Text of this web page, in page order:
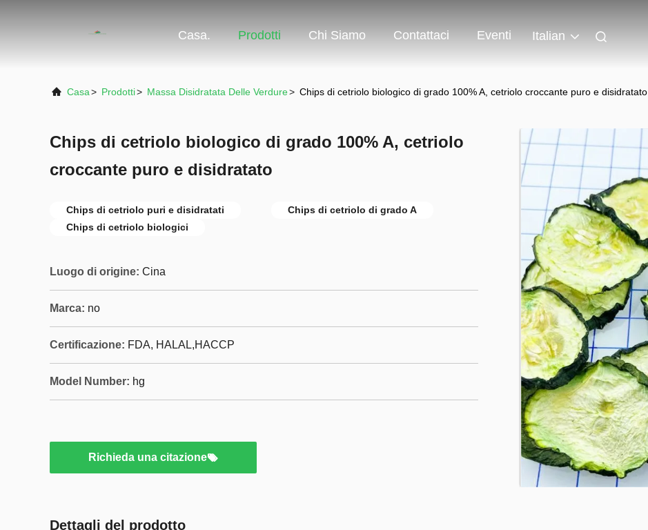
Casa. Prodotti Chi Siamo Contattaci Eventi Italian
Casa> Prodotti> Massa Disidratata Delle Verdure> Chips di cetriolo biologico di grado 100% A, cetriolo croccante puro e disidratato
Chips di cetriolo biologico di grado 100% A, cetriolo
croccante puro e disidratato
Chips di cetriolo puri e disidratati
Chips di cetriolo di grado A
Chips di cetriolo biologici
Luogo di origine: Cina
Marca: no
Certificazione: FDA, HALAL,HACCP
Model Number: hg
Richieda una citazione
Dettagli del prodotto